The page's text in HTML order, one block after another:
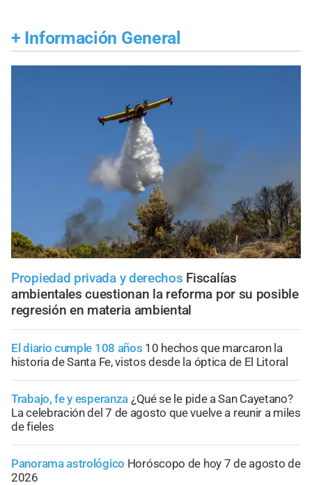
+ Información General
Propiedad privada y derechos Fiscalías
ambientales cuestionan la reforma por su posible
regresión en materia ambiental
El diario cumple 108 años 10 hechos que marcaron la
historia de Santa Fe, vistos desde la óptica de El Litoral
Trabajo, fe y esperanza ¿Qué se le pide a San Cayetano?
La celebración del 7 de agosto que vuelve a reunir a miles
de fieles
Panorama astrológico Horóscopo de hoy 7 de agosto de
2026